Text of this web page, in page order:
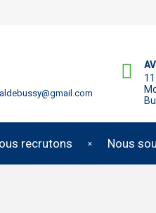
recrutons Nous